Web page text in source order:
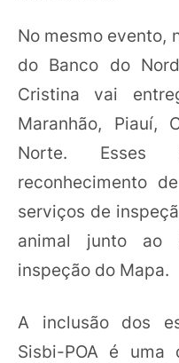
No mesmo evento,
do Banco do
Cristina vai
Maranhão, Piauí,
Norte. Esses
reconhecimento
serviços de
animal junto ao
inspeção do Mapa.
A inclusão dos
Sisbi-POA é uma